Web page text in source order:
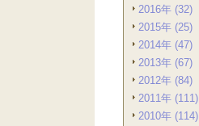
2016年 (32)
2015年 (25)
2014年 (47)
2013年 (67)
2012年 (84)
2011年 (111)
2010年 (114)